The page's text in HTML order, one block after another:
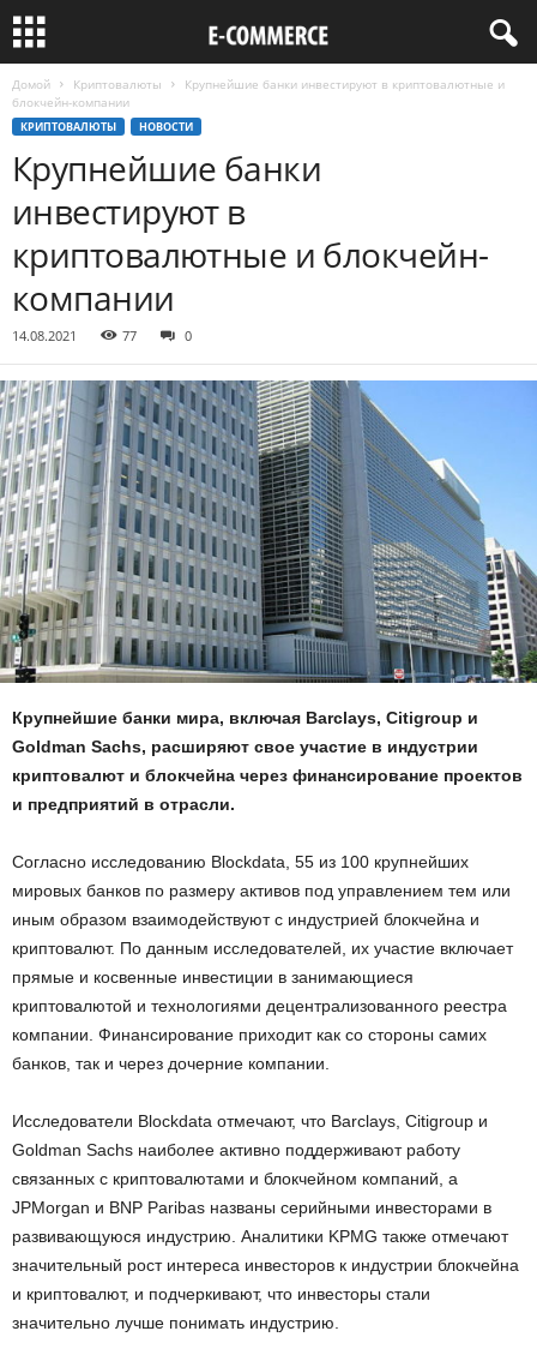
Домой Криптовалюты
Крупнейшие банки инвестируют в криптовалютные и
блокчейн-компании
КРИПТОВАЛЮТЫ НОВОСТИ
Крупнейшие банки
инвестируют в
криптовалютные и блокчейн-
компании
14.08.2021 77 0
Крупнейшие банки мира, включая Barclays, Citigroup и
Goldman Sachs, расширяют свое участие в индустрии
криптовалют и блокчейна через финансирование проектов
и предприятий в отрасли.
Согласно исследованию Blockdata, 55 из 100 крупнейших
мировых банков по размеру активов под управлением тем или
иным образом взаимодействуют с индустрией блокчейна и
криптовалют. По данным исследователей, их участие включает
прямые и косвенные инвестиции в занимающиеся
криптовалютой и технологиями децентрализованного реестра
компании. Финансирование приходит как со стороны самих
банков, так и через дочерние компании.
Исследователи Blockdata отмечают, что Barclays, Citigroup и
Goldman Sachs наиболее активно поддерживают работу
связанных с криптовалютами и блокчейном компаний, а
JPMorgan и BNP Paribas названы серийными инвесторами в
развивающуюся индустрию. Аналитики KPMG также отмечают
значительный рост интереса инвесторов к индустрии блокчейна
и криптовалют, и подчеркивают, что инвесторы стали
значительно лучше понимать индустрию.